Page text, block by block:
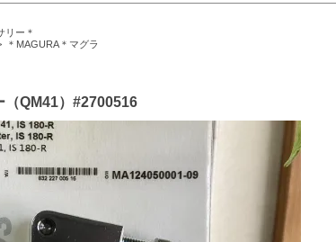
リー＊
＊MAGURA＊マグラ
（QM41）#2700516